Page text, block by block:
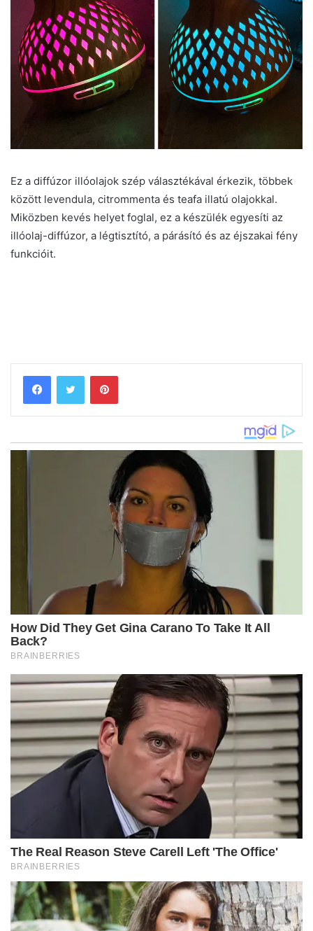
Ez a diffúzor illóolajok szép választékával érkezik, többek
között levendula, citrommenta és teafa illatú olajokkal.
Miközben kevés helyet foglal, ez a készülék egyesíti az
illóolaj-diffúzor, a légtisztító, a párásító és az éjszakai fény
funkcióit.
Pinterest